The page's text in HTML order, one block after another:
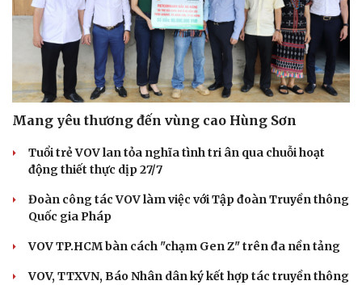
Mang yêu thương đến vùng cao Hùng Sơn
Tuổi trẻ VOV lan tỏa nghĩa tình tri ân qua chuỗi hoạt
động thiết thực dịp 27/7
Đoàn công tác VOV làm việc với Tập đoàn Truyền thông
Quốc gia Pháp
VOV TP.HCM bàn cách "chạm Gen Z" trên đa nền tảng
VOV, TTXVN, Báo Nhân dân ký kết hợp tác truyền thông